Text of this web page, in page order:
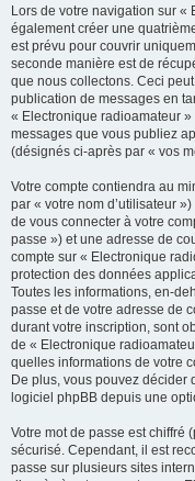
Lors de votre navigation sur
également créer une
est prévu pour couvrir
seconde manière est de
que nous collectons. Ceci
publication de messages en
« Electronique radioamateur
messages que vous publiez
(désignés ci-après par « vos
Votre compte contiendra au
par « votre nom d’utilisateur
de vous connecter à votre
passe ») et une adresse de
compte sur « Electronique
protection des données
Toutes les informations, en-
passe et de votre adresse de
durant votre inscription, sont
de « Electronique
quelles informations de votre
De plus, vous pouvez décider
logiciel phpBB depuis une
Votre mot de passe est chiffré
sécurisé. Cependant, il est
passe sur plusieurs sites